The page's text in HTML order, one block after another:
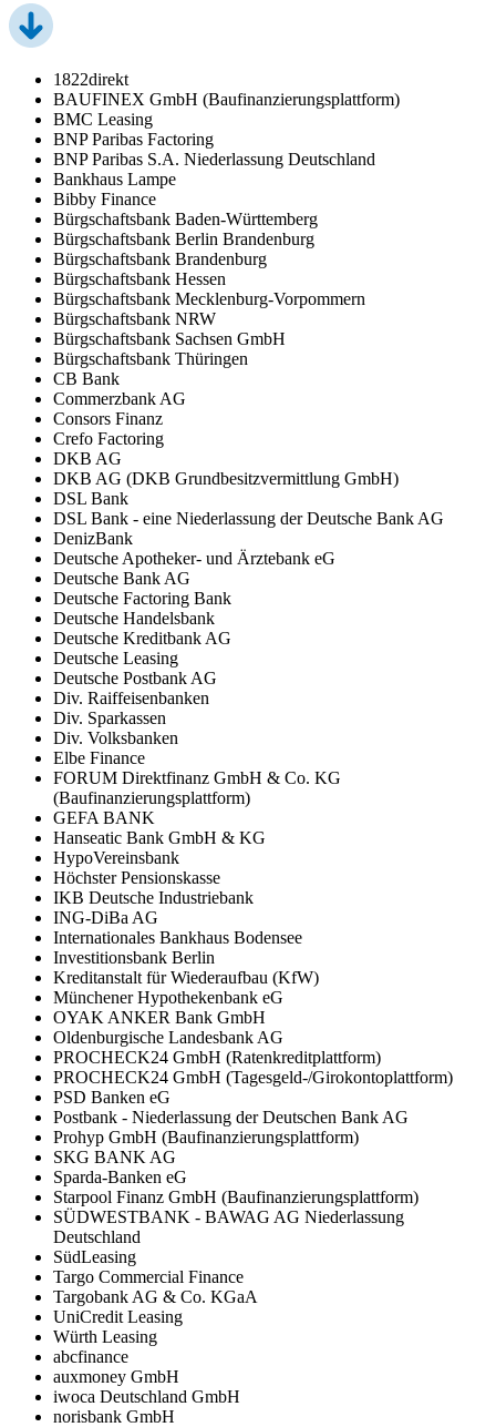
1822direkt
BAUFINEX GmbH (Baufinanzierungsplattform)
BMC Leasing
BNP Paribas Factoring
BNP Paribas S.A. Niederlassung Deutschland
Bankhaus Lampe
Bibby Finance
Bürgschaftsbank Baden-Württemberg
Bürgschaftsbank Berlin Brandenburg
Bürgschaftsbank Brandenburg
Bürgschaftsbank Hessen
Bürgschaftsbank Mecklenburg-Vorpommern
Bürgschaftsbank NRW
Bürgschaftsbank Sachsen GmbH
Bürgschaftsbank Thüringen
CB Bank
Commerzbank AG
Consors Finanz
Crefo Factoring
DKB AG
DKB AG (DKB Grundbesitzvermittlung GmbH)
DSL Bank
DSL Bank - eine Niederlassung der Deutsche Bank AG
DenizBank
Deutsche Apotheker- und Ärztebank eG
Deutsche Bank AG
Deutsche Factoring Bank
Deutsche Handelsbank
Deutsche Kreditbank AG
Deutsche Leasing
Deutsche Postbank AG
Div. Raiffeisenbanken
Div. Sparkassen
Div. Volksbanken
Elbe Finance
FORUM Direktfinanz GmbH & Co. KG
(Baufinanzierungsplattform)
GEFA BANK
Hanseatic Bank GmbH & KG
HypoVereinsbank
Höchster Pensionskasse
IKB Deutsche Industriebank
ING-DiBa AG
Internationales Bankhaus Bodensee
Investitionsbank Berlin
Kreditanstalt für Wiederaufbau (KfW)
Münchener Hypothekenbank eG
OYAK ANKER Bank GmbH
Oldenburgische Landesbank AG
PROCHECK24 GmbH (Ratenkreditplattform)
PROCHECK24 GmbH (Tagesgeld-/Girokontoplattform)
PSD Banken eG
Postbank - Niederlassung der Deutschen Bank AG
Prohyp GmbH (Baufinanzierungsplattform)
SKG BANK AG
Sparda-Banken eG
Starpool Finanz GmbH (Baufinanzierungsplattform)
SÜDWESTBANK - BAWAG AG Niederlassung
Deutschland
SüdLeasing
Targo Commercial Finance
Targobank AG & Co. KGaA
UniCredit Leasing
Würth Leasing
abcfinance
auxmoney GmbH
iwoca Deutschland GmbH
norisbank GmbH